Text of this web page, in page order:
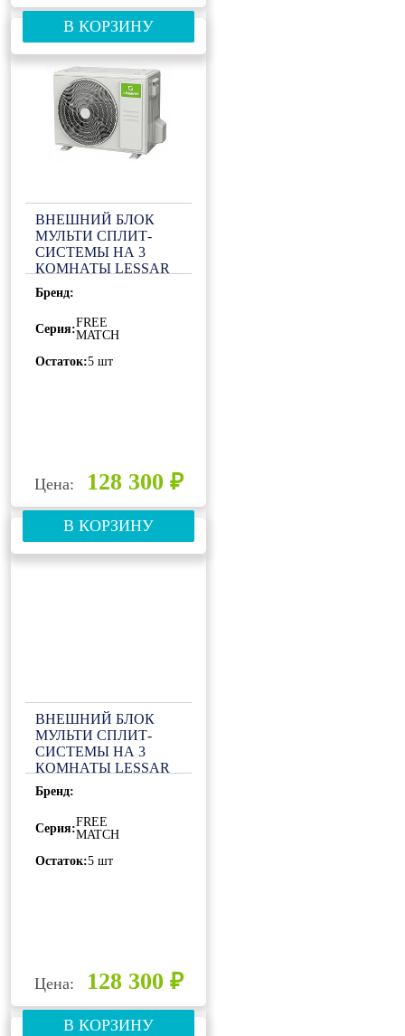
В КОРЗИНУ
ВНЕШНИЙ БЛОК
МУЛЬТИ СПЛИТ-
СИСТЕМЫ НА 3
КОМНАТЫ LESSAR
EMAGIC FREE
MATCH LU-
3HE21FVE2
Бренд:
Серия:FREE
MATCH
Остаток:5 шт
Цена: 128 300 ₽
В КОРЗИНУ
ВНЕШНИЙ БЛОК
МУЛЬТИ СПЛИТ-
СИСТЕМЫ НА 3
КОМНАТЫ LESSAR
EMAGIC FREE
MATCH LU-
3HE21FME2
Бренд:
Серия:FREE
MATCH
Остаток:5 шт
Цена: 128 300 ₽
В КОРЗИНУ